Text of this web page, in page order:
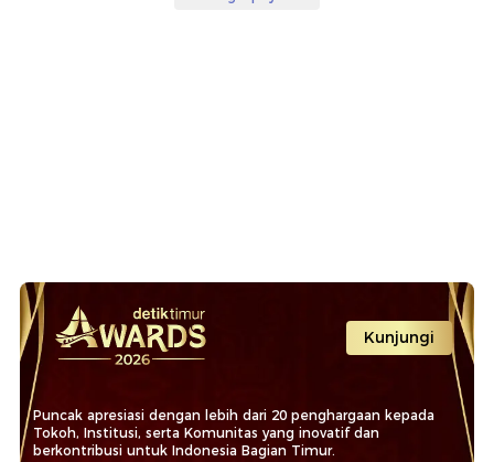
Kunjungi
Puncak apresiasi dengan lebih dari 20 penghargaan kepada
Tokoh, Institusi, serta Komunitas yang inovatif dan
berkontribusi untuk Indonesia Bagian Timur.